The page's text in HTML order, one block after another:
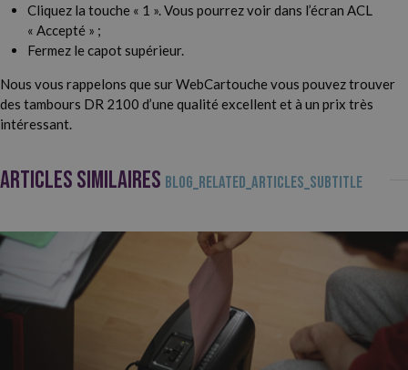
Cliquez la touche « 1 ». Vous pourrez voir dans l’écran ACL
« Accepté » ;
Fermez le capot supérieur.
Nous vous rappelons que sur WebCartouche vous pouvez trouver
des tambours DR 2100 d’une qualité excellent et à un prix très
intéressant.
ARTICLES SIMILAIRES BLOG_RELATED_ARTICLES_SUBTITLE